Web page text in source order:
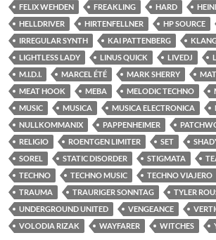
FELIX WEHDEN
FREAKLING HARD
HELLDRIVER
HIRTENFELLNER HP SOURCE
IRREGULAR SYNTH
KAI PATTENBERG
LIGHTLESS LADY
LINUS QUICK LIVEDJ
M.I.D.I.
MARCEL ÉTÉ MARK SHERRY
MEAT HOOK
MEBA MELODIC TECHNO
MUSIC
MUSICA MUSICA ELECTRONICA
NULLKOMMANIX
PAPPENHEIMER
RELIGIO
ROENTGEN LIMITER SET
SOREL
STATIC DISORDER STIGMATA
TECHNO
TECHNO MUSIC TECHNO VIAJERO
TRAUMA
TRAURIGER SONNTAG
TYLER
UNDERGROUND UNITED
VENGEANCE
VOLODIA RIZAK
WAYFARER WITCHES